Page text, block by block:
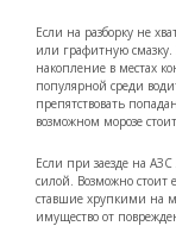
Если на разборку не
или графитную смазку.
накопление в местах
популярной среди
препятствовать
возможном морозе
Если при заезде на
силой. Возможно стоит
ставшие хрупкими на
имущество от